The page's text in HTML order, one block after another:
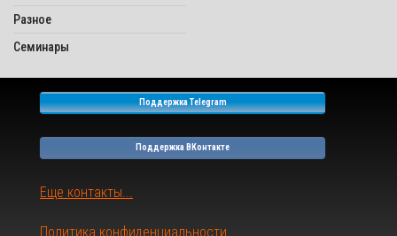
Разное
Семинары
Поддержка Telegram
Поддержка ВКонтакте
Еще контакты...
Политика конфиденциальности